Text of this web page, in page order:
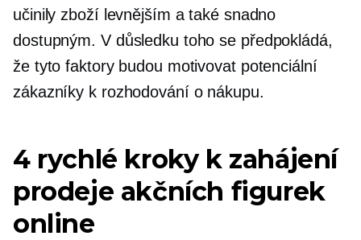
učinily zboží levnějším a také snadno
dostupným. V důsledku toho se předpokládá,
že tyto faktory budou motivovat potenciální
zákazníky k rozhodování o nákupu.
4 rychlé kroky k zahájení
prodeje akčních figurek
online